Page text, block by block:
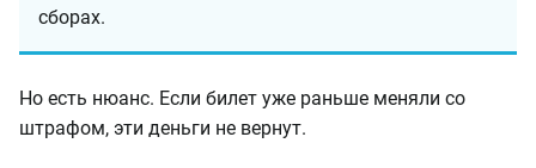
сборах.
Но есть нюанс. Если билет уже раньше меняли со
штрафом, эти деньги не вернут.